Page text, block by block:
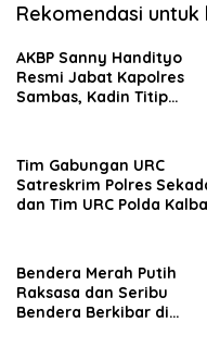
Rekomendasi untuk
AKBP Sanny Handityo
Resmi Jabat Kapolres
Sambas, Kadin Titip
Tim Gabungan URC
Satreskrim Polres
dan Tim URC Polda
Bendera Merah Putih
Raksasa dan Seribu
Bendera Berkibar di